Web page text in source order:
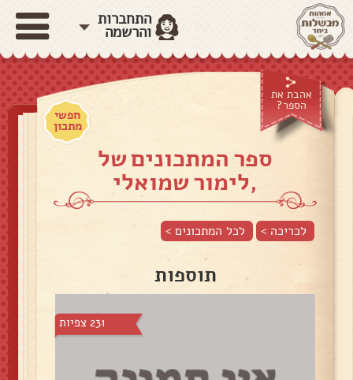
התחברות
והרשמה
אהבת את
הספר?
חפשי
מתכון
ספר המתכונים של
,לימור שמואלי
לכריכה > לכל המתכונים >
תוספות
231 צפיות